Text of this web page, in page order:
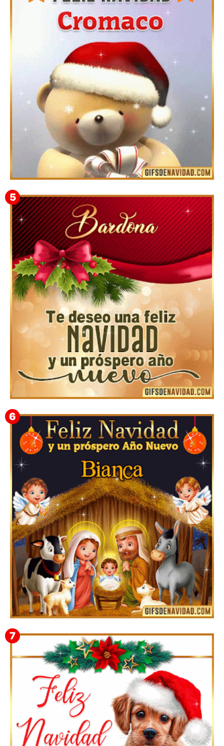
Te deseo una Feliz Navidad Barsimea
Feliz Navidad Cromaco
Te deseo una Feliz Navidad Bardona
Feliz Navidad y próspero Año Nuevo Bianca